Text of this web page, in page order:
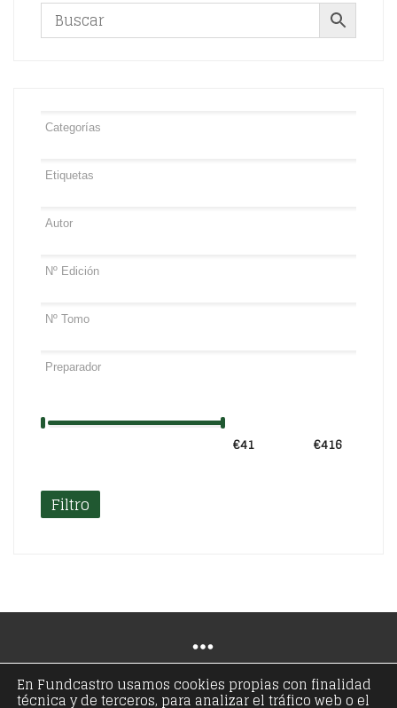
€41 €416
Filtro
En Fundcastro usamos cookies propias con finalidad
técnica y de terceros, para analizar el tráfico web o el